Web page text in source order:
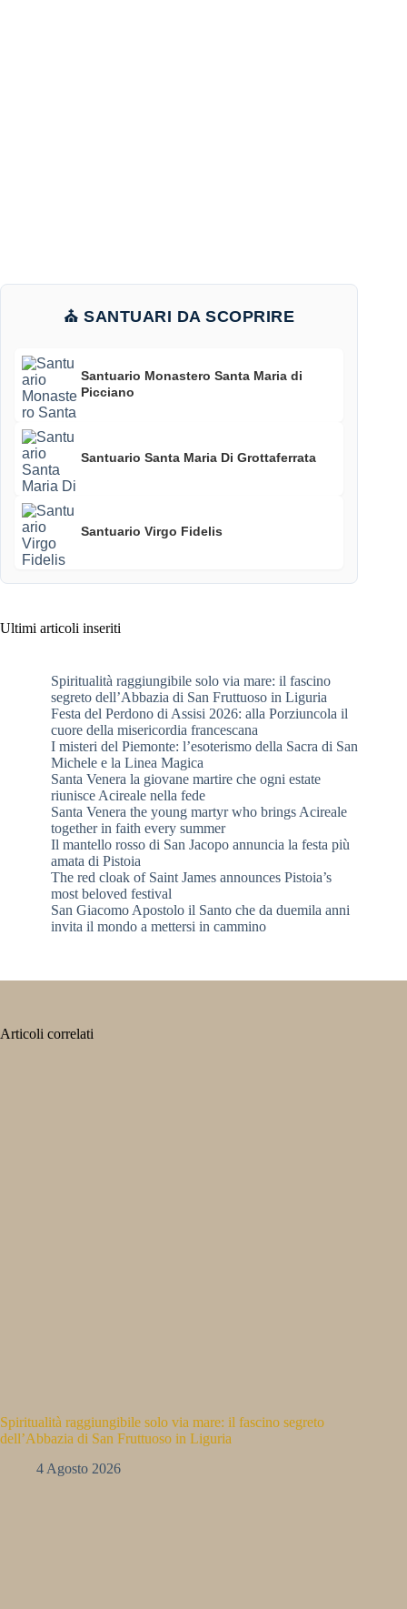
⛪ SANTUARI DA SCOPRIRE
Santuario Monastero Santa Maria di
Picciano
Santuario Santa Maria Di Grottaferrata
Santuario Virgo Fidelis
Ultimi articoli inseriti
Spiritualità raggiungibile solo via mare: il fascino
segreto dell’Abbazia di San Fruttuoso in Liguria
Festa del Perdono di Assisi 2026: alla Porziuncola il
cuore della misericordia francescana
I misteri del Piemonte: l’esoterismo della Sacra di San
Michele e la Linea Magica
Santa Venera la giovane martire che ogni estate
riunisce Acireale nella fede
Santa Venera the young martyr who brings Acireale
together in faith every summer
Il mantello rosso di San Jacopo annuncia la festa più
amata di Pistoia
The red cloak of Saint James announces Pistoia’s
most beloved festival
San Giacomo Apostolo il Santo che da duemila anni
invita il mondo a mettersi in cammino
Articoli correlati
Spiritualità raggiungibile solo via mare: il fascino segreto
dell’Abbazia di San Fruttuoso in Liguria
4 Agosto 2026